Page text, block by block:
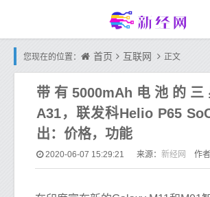
您现在的位置： 首页 互联网 正文
带有5000mAh电池的三
A31，联发科Helio P65
出：价格，功能
2020-06-07 15:29:21 来源： 新经网 作者